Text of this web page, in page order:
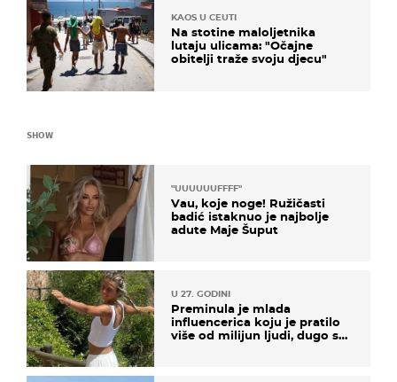
KAOS U CEUTI
Na stotine maloljetnika
lutaju ulicama: "Očajne
obitelji traže svoju djecu"
SHOW
"UUUUUUFFFF"
Vau, koje noge! Ružičasti
badić istaknuo je najbolje
adute Maje Šuput
U 27. GODINI
Preminula je mlada
influencerica koju je pratilo
više od milijun ljudi, dugo se